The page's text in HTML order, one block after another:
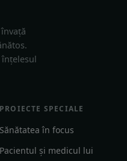
PROIECTE SPECIALE
Sănătatea în focus
Pacientul și medicul lui